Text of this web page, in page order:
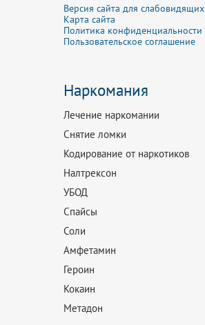
Версия сайта для слабовидящих
Карта сайта
Политика конфиденциальности
Пользовательское соглашение
Наркомания
Лечение наркомании
Снятие ломки
Кодирование от наркотиков
Налтрексон
УБОД
Спайсы
Соли
Амфетамин
Героин
Кокаин
Метадон